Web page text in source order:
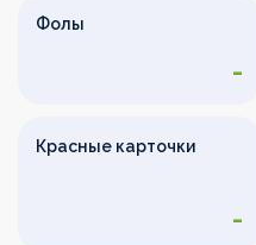
Фолы
-
Красные карточки
-